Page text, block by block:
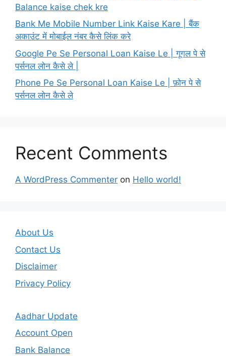
Balance kaise chek kre
Bank Me Mobile Number Link Kaise Kare | बैंक
अकाउंट में मोबाईल नंबर कैसे लिंक करे
Google Pe Se Personal Loan Kaise Le | गूगल पे से
पर्सनल लोन कैसे ले |
Phone Pe Se Personal Loan Kaise Le | फ़ोन पे से
पर्सनल लोन कैसे ले
Recent Comments
A WordPress Commenter on Hello world!
About Us
Contact Us
Disclaimer
Privacy Policy
Aadhar Update
Account Open
Bank Balance